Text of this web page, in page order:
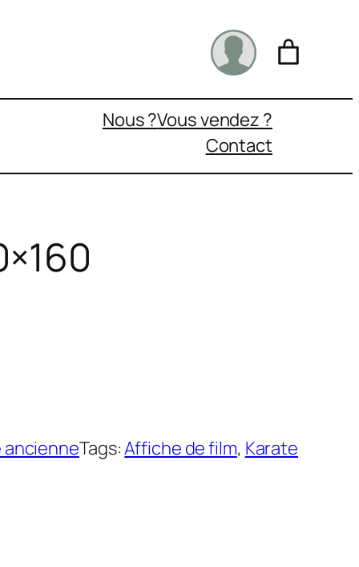
Nous ?Vous vendez ?
Contact
Tags:Affiche de film, Karate